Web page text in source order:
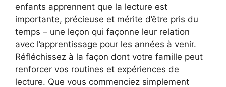
enfants apprennent que la lecture est
importante, précieuse et mérite d’être pris du
temps – une leçon qui façonne leur relation
avec l’apprentissage pour les années à venir.
Réfléchissez à la façon dont votre famille peut
renforcer vos routines et expériences de
lecture. Que vous commenciez simplement